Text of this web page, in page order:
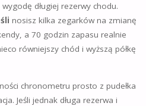
długiej rezerwy chodu.
nosisz kilka zegarków na zmianę
a 70 godzin zapasu realnie
równiejszy chód i wyższą półkę
chronometru prosto z pudełka
Jeśli jednak długa rezerwa i